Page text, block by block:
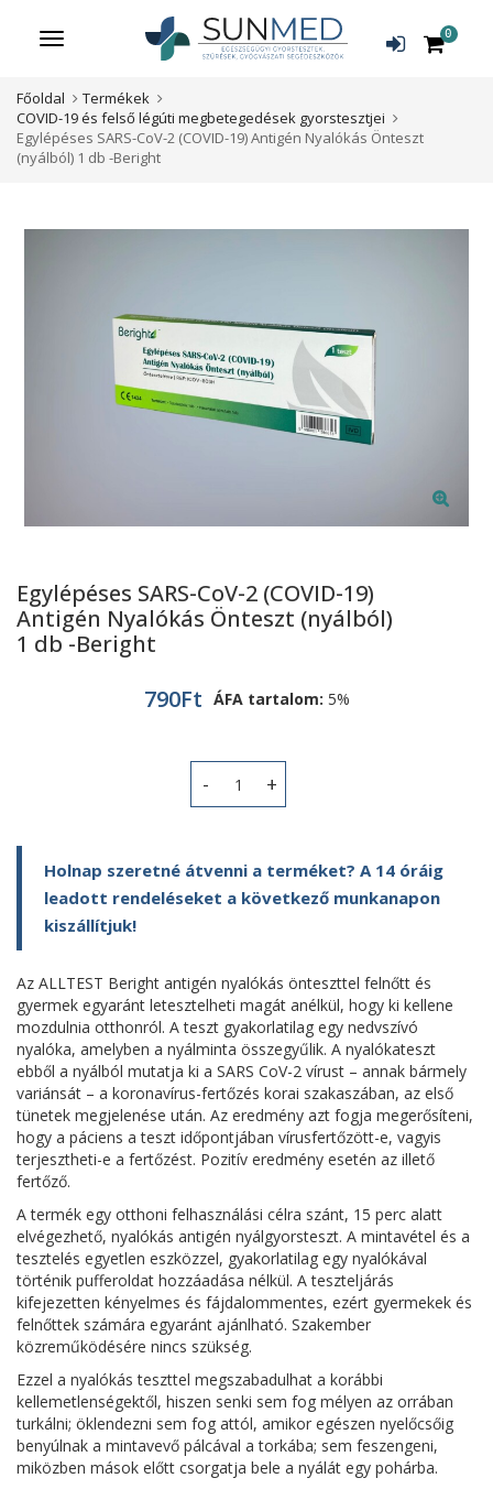
Menü 0
Főoldal
Termékek
COVID-19 és felső légúti megbetegedések gyorstesztjei
Egylépéses SARS-CoV-2 (COVID-19) Antigén Nyalókás Önteszt
(nyálból) 1 db -Beright
Egylépéses SARS-CoV-2 (COVID-19)
Antigén Nyalókás Önteszt (nyálból)
1 db -Beright
790Ft ÁFA tartalom: 5%
Egylépéses SARS-CoV-2 (COVID-
Holnap szeretné átvenni a terméket? A 14 óráig
leadott rendeléseket a következő munkanapon
kiszállítjuk!
Az ALLTEST Beright antigén nyalókás önteszttel felnőtt és
gyermek egyaránt letesztelheti magát anélkül, hogy ki kellene
mozdulnia otthonról. A teszt gyakorlatilag egy nedvszívó
nyalóka, amelyben a nyálminta összegyűlik. A nyalókateszt
ebből a nyálból mutatja ki a SARS CoV-2 vírust – annak bármely
variánsát – a koronavírus-fertőzés korai szakaszában, az első
tünetek megjelenése után. Az eredmény azt fogja megerősíteni,
hogy a páciens a teszt időpontjában vírusfertőzött-e, vagyis
terjesztheti-e a fertőzést. Pozitív eredmény esetén az illető
fertőző.
A termék egy otthoni felhasználási célra szánt, 15 perc alatt
elvégezhető, nyalókás antigén nyálgyorsteszt. A mintavétel és a
tesztelés egyetlen eszközzel, gyakorlatilag egy nyalókával
történik pufferoldat hozzáadása nélkül. A teszteljárás
kifejezetten kényelmes és fájdalommentes, ezért gyermekek és
felnőttek számára egyaránt ajánlható. Szakember
közreműködésére nincs szükség.
Ezzel a nyalókás teszttel megszabadulhat a korábbi
kellemetlenségektől, hiszen senki sem fog mélyen az orrában
turkálni; öklendezni sem fog attól, amikor egészen nyelőcsőig
benyúlnak a mintavevő pálcával a torkába; sem feszengeni,
miközben mások előtt csorgatja bele a nyálát egy pohárba.